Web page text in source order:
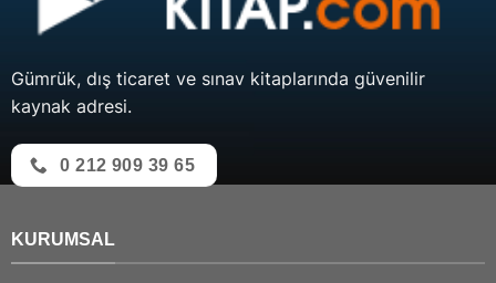
Gümrük, dış ticaret ve sınav kitaplarında güvenilir
kaynak adresi.
0 212 909 39 65
KURUMSAL